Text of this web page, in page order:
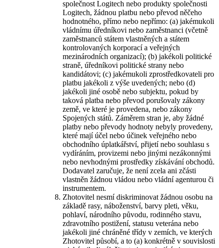
společnost Logitech nebo produkty společnosti
Logitech, žádnou platbu nebo převod něčeho
hodnotného, přímo nebo nepřímo: (a) jakémukoli
vládnímu úředníkovi nebo zaměstnanci (včetně
zaměstnanců státem vlastněných a státem
kontrolovaných korporací a veřejných
mezinárodních organizací); (b) jakékoli politické
straně, úředníkovi politické strany nebo
kandidátovi; (c) jakémukoli zprostředkovateli pro
platbu jakékoli z výše uvedených; nebo (d)
jakékoli jiné osobě nebo subjektu, pokud by
taková platba nebo převod porušovaly zákony
země, ve které je provedena, nebo zákony
Spojených států. Záměrem stran je, aby žádné
platby nebo převody hodnoty nebyly provedeny,
které mají účel nebo účinek veřejného nebo
obchodního úplatkářství, přijetí nebo souhlasu s
vydíráním, provizemi nebo jinými nezákonnými
nebo nevhodnými prostředky získávání obchodů.
Dodavatel zaručuje, že není zcela ani zčásti
vlastněn žádnou vládou nebo vládní agenturou či
instrumentem.
Zhotovitel nesmí diskriminovat žádnou osobu na
základě rasy, náboženství, barvy pleti, věku,
pohlaví, národního původu, rodinného stavu,
zdravotního postižení, statusu veterána nebo
jakékoli jiné chráněné třídy v zemích, ve kterých
Zhotovitel působí, a to (a) konkrétně v souvislosti